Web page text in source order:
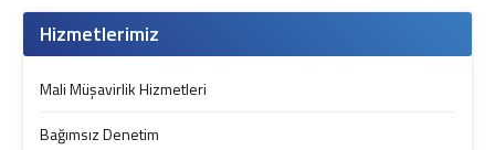
Hizmetlerimiz
Mali Müşavirlik Hizmetleri
Bağımsız Denetim